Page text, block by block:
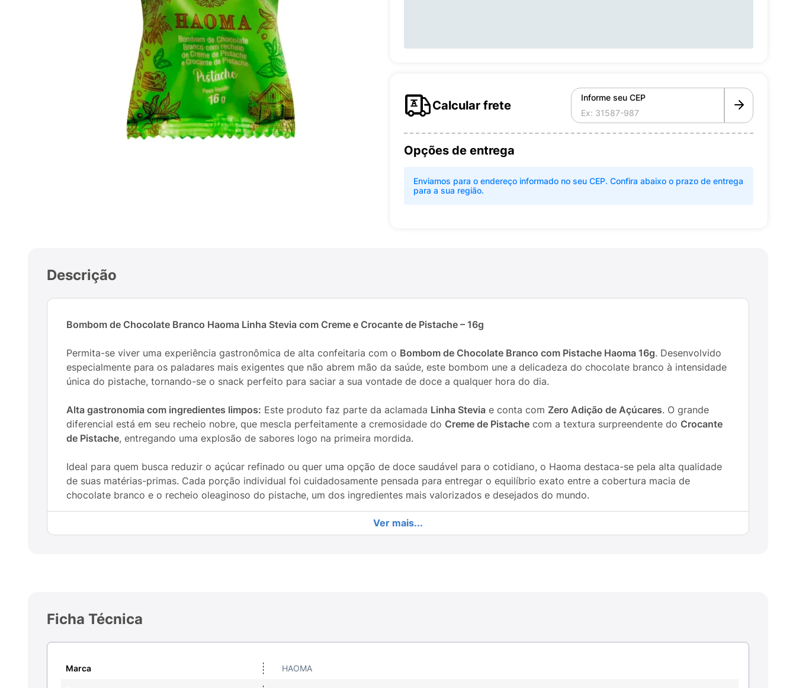
Calcular frete
Informe seu CEP
Opções de entrega
Enviamos para o endereço informado no seu CEP. Confira abaixo o prazo de entrega
para a sua região.
Descrição
Bombom de Chocolate Branco Haoma Linha Stevia com Creme e Crocante de Pistache – 16g
Permita-se viver uma experiência gastronômica de alta confeitaria com o Bombom de Chocolate Branco com Pistache Haoma 16g. Desenvolvido
especialmente para os paladares mais exigentes que não abrem mão da saúde, este bombom une a delicadeza do chocolate branco à intensidade
única do pistache, tornando-se o snack perfeito para saciar a sua vontade de doce a qualquer hora do dia.
Alta gastronomia com ingredientes limpos: Este produto faz parte da aclamada Linha Stevia e conta com Zero Adição de Açúcares. O grande
diferencial está em seu recheio nobre, que mescla perfeitamente a cremosidade do Creme de Pistache com a textura surpreendente do Crocante
de Pistache, entregando uma explosão de sabores logo na primeira mordida.
Ideal para quem busca reduzir o açúcar refinado ou quer uma opção de doce saudável para o cotidiano, o Haoma destaca-se pela alta qualidade
de suas matérias-primas. Cada porção individual foi cuidadosamente pensada para entregar o equilíbrio exato entre a cobertura macia de
chocolate branco e o recheio oleaginoso do pistache, um dos ingredientes mais valorizados e desejados do mundo.
Padrão Premium Haoma: Referência nacional em chocolates funcionais que unem sabor irresistível e bem-estar.
Ver mais...
Ficha Técnica
Marca HAOMA